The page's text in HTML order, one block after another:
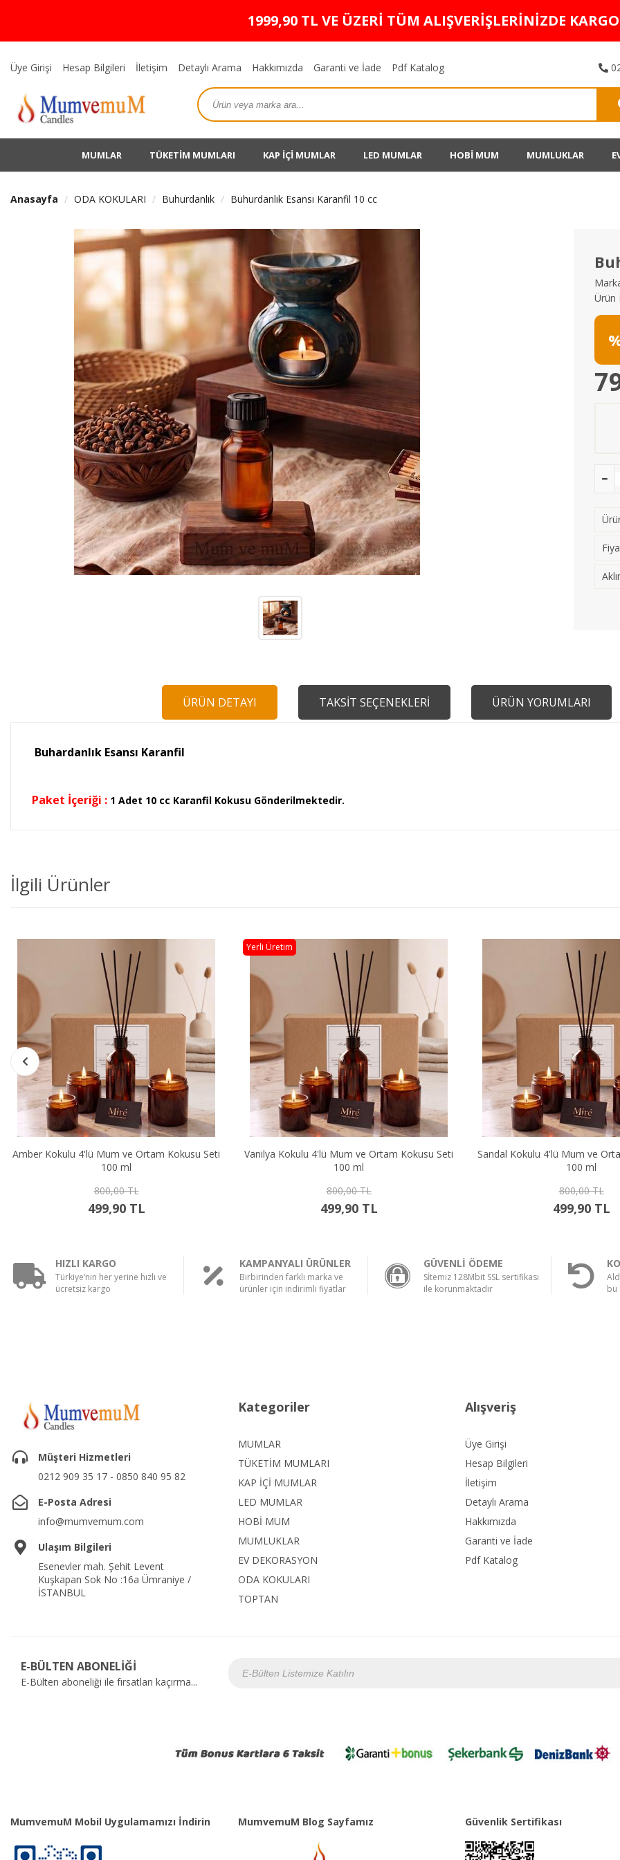
1999,90 TL VE ÜZERİ TÜM ALIŞVERİŞLERİNİZDE
Üye Girişi Hesap Bilgileri İletişim Detaylı Arama Hakkımızda Garanti ve İade Pdf Katalog
MUMLAR TÜKETİM MUMLARI KAP İÇİ MUMLAR LED MUMLAR HOBİ MUM MUMLUKLAR
Anasayfa ODA KOKULARI Buhurdanlık Buhurdanlık Esansı Karanfil 10 cc
Ürün
ÜRÜN DETAYI TAKSİT SEÇENEKLERİ ÜRÜN YORUMLARI
Buhardanlık Esansı Karanfil
Paket İçeriği : 1 Adet 10 cc Karanfil Kokusu Gönderilmektedir.
İlgili Ürünler
Seti
Vanilya Kokulu 4'lü Mum ve Ortam Kokusu Seti
800,00 TL
499,90 TL
Sandal Kokulu 4'lü Mum ve Ortam Kokusu Seti
800,00 TL
499,90 TL
Okyanus Kokulu 4'lü
Seti
HIZLI KARGO
Türkiye’nin her yerine hızlı ve
ücretsiz kargo
KAMPANYALI ÜRÜNLER
Birbirinden farklı marka ve
ürünler için indirimli fiyatlar
GÜVENLİ ÖDEME
Sİtemiz 128Mbit SSL sertifikası
ile korunmaktadır
bu
Müşteri Hizmetleri
0212 909 35 17 - 0850 840 95 82
E-Posta Adresi
info@mumvemum.com
Ulaşım Bilgileri
Esenevler mah. Şehit Levent
Kuşkapan Sok No :16a Ümraniye /
İSTANBUL
Kategoriler
MUMLAR
TÜKETİM MUMLARI
KAP İÇİ MUMLAR
LED MUMLAR
HOBİ MUM
MUMLUKLAR
EV DEKORASYON
ODA KOKULARI
TOPTAN
Alışveriş
Üye Girişi
Hesap Bilgileri
İletişim
Detaylı Arama
Hakkımızda
Garanti ve İade
Pdf Katalog
E-BÜLTEN ABONELİĞİ
E-Bülten aboneliği ile fırsatları kaçırma...
MumvemuM Mobil Uygulamamızı İndirin MumvemuM Blog Sayfamız Güvenlik Sertifikası